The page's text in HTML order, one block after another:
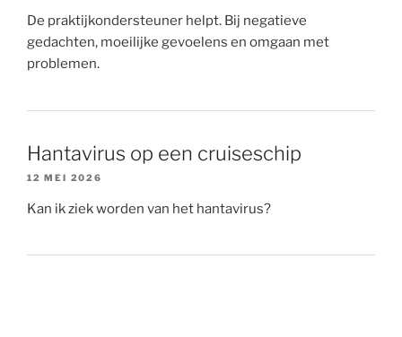
De praktijkondersteuner helpt. Bij negatieve
gedachten, moeilijke gevoelens en omgaan met
problemen.
Hantavirus op een cruiseschip
12 MEI 2026
Kan ik ziek worden van het hantavirus?